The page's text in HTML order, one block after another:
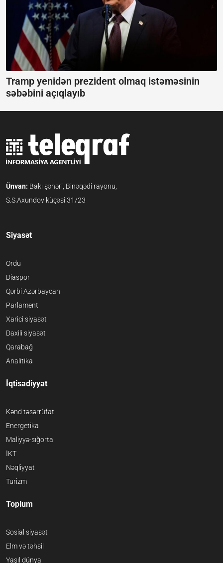
Tramp yenidən prezident olmaq istəməsinin
səbəbini açıqlayıb
Ünvan: Bakı şəhəri, Binəqədi rayonu,
S.S.Axundov küçəsi 31/23
Siyasət
Ordu
Diaspor
Qərbi Azərbaycan
Parlament
Xarici siyasət
Daxili siyasət
Qarabağ
Analitika
İqtisadiyyat
Kənd təsərrüfatı
Energetika
Maliyyə-sığorta
İKT
Nəqliyyat
Turizm
Toplum
Sosial siyasət
Elm və təhsil
Yaşıl dünya